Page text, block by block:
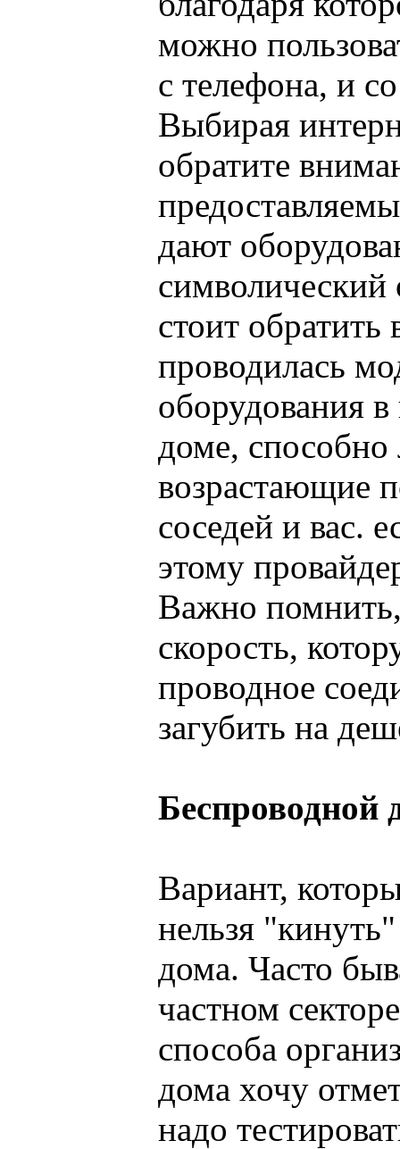
можно
с телефона, и
Выбирая
обратите
дают
стоит
проводилась
оборудования
доме, способно
возрастающие
соседей и вас.
этому
Важно
скорость,
проводное
загубить на
Беспроводной
Вариант,
нельзя
дома. Часто
частном
способа
дома хочу
надо